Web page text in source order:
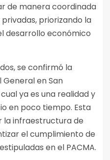
de manera coordinada
priorizando la
desarrollo económico
se confirmó la
en San
ya es una realidad y
en poco tiempo. Esta
infraestructura de
el cumplimiento de
en el PACMA.